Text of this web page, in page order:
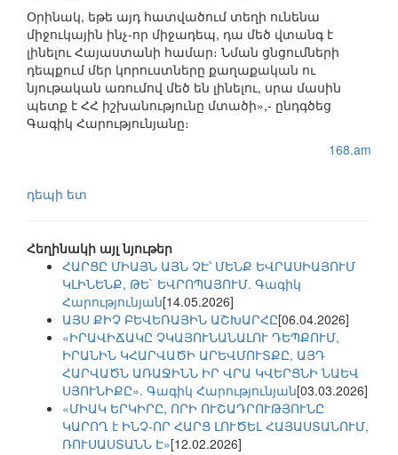
Օրինակ, եթե այդ հատվածում տեղի ունենա
միջուկային ինչ-որ միջադեպ, դա մեծ վտանգ է
լինելու Հայաստանի համար։ Նման ցնցումների
դեպքում մեր կորուստները քաղաքական ու
նյութական առումով մեծ են լինելու, սրա մասին
պետք է ՀՀ իշխանությունը մտածի»,- ընդգծեց
Գագիկ Հարությունյանը։
168.am
դեպի ետ
Հեղինակի այլ նյութեր
ՀԱՐՑԸ ՄԻԱՅՆ ԱՅՆ ՉԷ՝ ՄԵՆՔ ԵՎՐԱՍԻԱՅՈՒՄ
ԿԼԻՆԵՆՔ, ԹԵ` ԵՎՐՈՊԱՅՈՒՄ. Գագիկ
Հարությունյան[14.05.2026]
ԱՅՍ ՔԻՉ ԲԵՎԵՌԱՅԻՆ ԱՇԽԱՐՀԸ[06.04.2026]
«ԻՐԱՎԻՃԱԿԸ ՉԿԱՅՈՒՆԱՆԱԼՈՒ ԴԵՊՔՈՒՄ,
ԻՐԱՆԻՆ ԿՀԱՐՎԱԾԻ ԱՐԵՎՄՈՒՏՔԸ, ԱՅԴ
ՀԱՐՎԱԾՆ ԱՌԱՋԻՆՆ ԻՐ ՎՐԱ ԿՎԵՐՑՆԻ ՆԱԵՎ
ՍՅՈՒՆԻՔԸ». Գագիկ Հարությունյան[03.03.2026]
«ՄԻԱԿ ԵՐԿԻՐԸ, ՈՐԻ ՈՒՇԱԴՐՈՒԹՅՈՒՆԸ
ԿԱՐՈՂ է ԻՆՉ-ՈՐ ՀԱՐՑ ԼՈՒԾԵԼ ՀԱՅԱՍՏԱՆՈՒՄ,
ՌՈՒՍԱՍՏԱՆՆ Է»[12.02.2026]